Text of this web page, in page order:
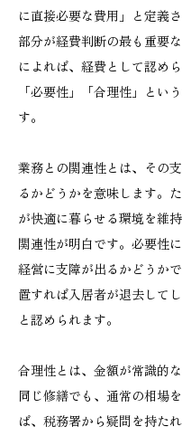
に直接必要な費用」と定義
部分が経費判断の最も重要
によれば、経費として認め
「必要性」「合理性」とい
す。
業務との関連性とは、その
るかどうかを意味します。
が快適に暮らせる環境を維
関連性が明白です。必要性
経営に支障が出るかどうか
置すれば入居者が退去して
と認められます。
合理性とは、金額が常識的
同じ修繕でも、通常の相場
ば、税務署から疑問を持た